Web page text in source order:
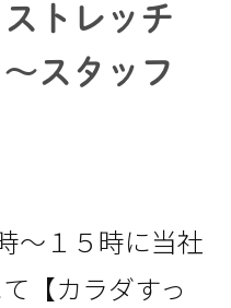
トレッチ
スタッフ
～１５時に当社
【カラダすっ